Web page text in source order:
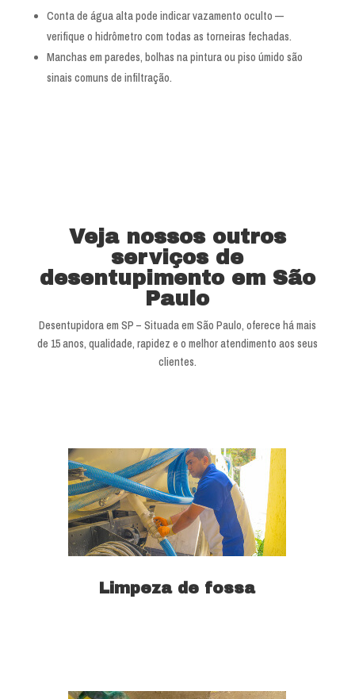
Conta de água alta pode indicar vazamento oculto —
verifique o hidrômetro com todas as torneiras fechadas.
Manchas em paredes, bolhas na pintura ou piso úmido são
sinais comuns de infiltração.
Veja nossos outros
serviços de
desentupimento em São
Paulo
Desentupidora em SP – Situada em São Paulo, oferece há mais
de 15 anos, qualidade, rapidez e o melhor atendimento aos seus
clientes.
Limpeza de fossa